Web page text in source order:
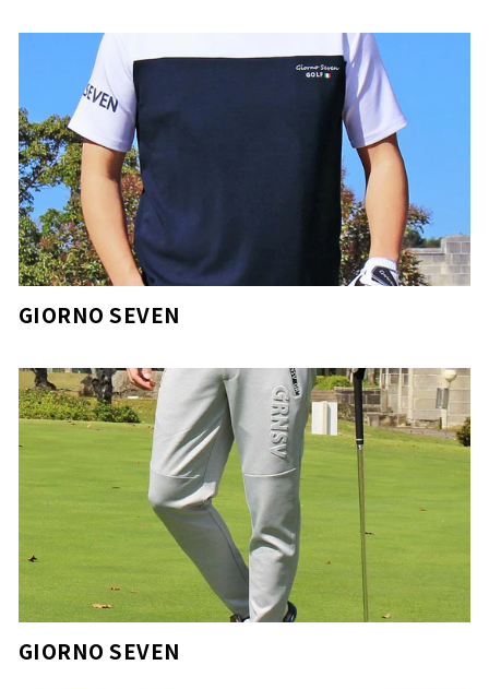
GIORNO SEVEN
GIORNO SEVEN